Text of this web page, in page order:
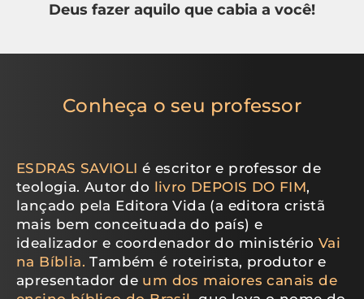
Deus fazer aquilo que cabia a você!
Conheça o seu professor
ESDRAS SAVIOLI é escritor e professor de
teologia. Autor do livro DEPOIS DO FIM,
lançado pela Editora Vida (a editora cristã
mais bem conceituada do país) e
idealizador e coordenador do ministério Vai
na Bíblia. Também é roteirista, produtor e
apresentador de um dos maiores canais de